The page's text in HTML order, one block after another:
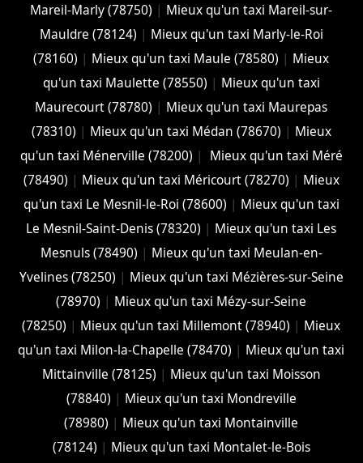
Mareil-Marly (78750) | Mieux qu'un taxi Mareil-sur-
Mauldre (78124) | Mieux qu'un taxi Marly-le-Roi
(78160) | Mieux qu'un taxi Maule (78580) | Mieux
qu'un taxi Maulette (78550) | Mieux qu'un taxi
Maurecourt (78780) | Mieux qu'un taxi Maurepas
(78310) | Mieux qu'un taxi Médan (78670) | Mieux
qu'un taxi Ménerville (78200) |
Mieux qu'un taxi Méré
(78490) | Mieux qu'un taxi Méricourt (78270) | Mieux
qu'un taxi Le Mesnil-le-Roi (78600) | Mieux qu'un taxi
Le Mesnil-Saint-Denis (78320) | Mieux qu'un taxi Les
Mesnuls (78490) | Mieux qu'un taxi Meulan-en-
Yvelines (78250) | Mieux qu'un taxi Mézières-sur-Seine
(78970) | Mieux qu'un taxi Mézy-sur-Seine
(78250) | Mieux qu'un taxi Millemont (78940) | Mieux
qu'un taxi Milon-la-Chapelle (78470) | Mieux qu'un taxi
Mittainville (78125) | Mieux qu'un taxi Moisson
(78840) | Mieux qu'un taxi Mondreville
(78980) | Mieux qu'un taxi Montainville
(78124) | Mieux qu'un taxi Montalet-le-Bois